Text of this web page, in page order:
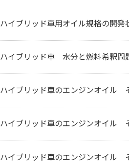
ハイブリッド車用オイル規格の開
ハイブリッド車 水分と燃料希釈問
ハイブリッド車のエンジンオイル その
ハイブリッド車のエンジンオイル その7
ハイブリッド車のエンジンオイ